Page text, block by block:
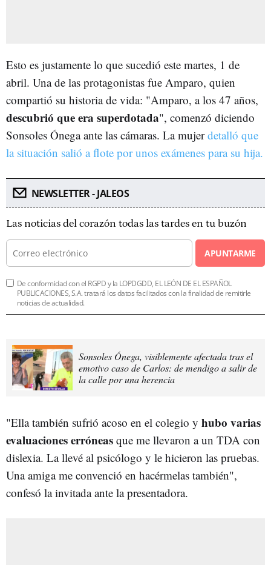
Esto es justamente lo que sucedió este martes, 1 de
abril. Una de las protagonistas fue Amparo, quien
compartió su historia de vida: "Amparo, a los 47 años,
descubrió que era superdotada", comenzó diciendo
Sonsoles Ónega ante las cámaras. La mujerdetalló que
la situación salió a flote por unos exámenes para su hija.
NEWSLETTER - JALEOS
Las noticias del corazón todas las tardes en tu buzón
APUNTARME
De conformidad con el RGPD y la LOPDGDD, EL LEÓN DE EL ESPAÑOL
PUBLICACIONES, S.A. tratará los datos facilitados con la finalidad de remitirle
noticias de actualidad.
Sonsoles Ónega, visiblemente afectada tras el
emotivo caso de Carlos: de mendigo a salir de
la calle por una herencia
"Ella también sufrió acoso en el colegio y hubo varias
evaluaciones erróneas que me llevaron a un TDA con
dislexia. La llevé al psicólogo y le hicieron las pruebas.
Una amiga me convenció en hacérmelas también",
confesó la invitada ante la presentadora.